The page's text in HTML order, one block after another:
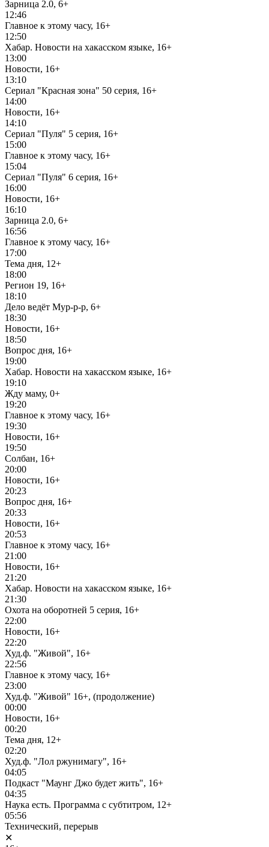
Зарница 2.0, 6+
12:46
Главное к этому часу, 16+
12:50
Хабар. Новости на хакасском языке, 16+
13:00
Новости, 16+
13:10
Сериал "Красная зона" 50 серия, 16+
14:00
Новости, 16+
14:10
Сериал "Пуля" 5 серия, 16+
15:00
Главное к этому часу, 16+
15:04
Сериал "Пуля" 6 серия, 16+
16:00
Новости, 16+
16:10
Зарница 2.0, 6+
16:56
Главное к этому часу, 16+
17:00
Тема дня, 12+
18:00
Регион 19, 16+
18:10
Дело ведёт Мур-р-р, 6+
18:30
Новости, 16+
18:50
Вопрос дня, 16+
19:00
Хабар. Новости на хакасском языке, 16+
19:10
Жду маму, 0+
19:20
Главное к этому часу, 16+
19:30
Новости, 16+
19:50
Солбан, 16+
20:00
Новости, 16+
20:23
Вопрос дня, 16+
20:33
Новости, 16+
20:53
Главное к этому часу, 16+
21:00
Новости, 16+
21:20
Хабар. Новости на хакасском языке, 16+
21:30
Охота на оборотней 5 серия, 16+
22:00
Новости, 16+
22:20
Худ.ф. "Живой", 16+
22:56
Главное к этому часу, 16+
23:00
Худ.ф. "Живой" 16+, (продолжение)
00:00
Новости, 16+
00:20
Тема дня, 12+
02:20
Худ.ф. "Лол ржунимагу", 16+
04:05
Подкаст "Маунг Джо будет жить", 16+
04:35
Наука есть. Программа с субтитром, 12+
05:56
Технический, перерыв
✕